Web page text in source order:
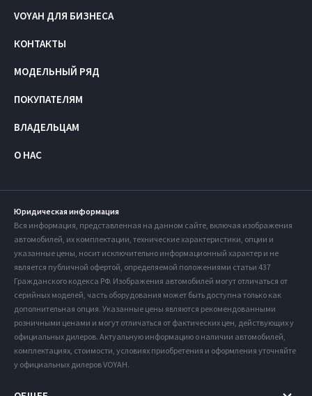
VOYAH ДЛЯ БИЗНЕСА
КОНТАКТЫ
МОДЕЛЬНЫЙ РЯД
ПОКУПАТЕЛЯМ
ВЛАДЕЛЬЦАМ
О НАС
Юридическая информация
Вся информация, представленная на данном сайте, включая изображения
автомобилей, их комплектации, технические характеристики, опции и
указанные цены, носит исключительно информационный характер и не
является публичной офертой, определяемой положениями статьи 437
Гражданского кодекса РФ. Изображения автомобилей могут отличаться от
серийных моделей, часть оборудования может быть доступна только как
дополнительная опция. Указанные цены являются рекомендованными
розничными ценами и могут отличаться от фактических цен, действующих у
официальных дилеров. Актуальную информацию о наличии автомобилей,
комплектациях, стоимости, условиях приобретения и оформления уточняйте
у официальных дилеров VOYAH.